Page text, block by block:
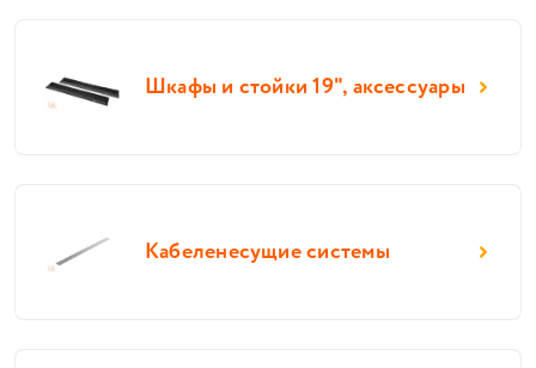
Шкафы и стойки 19", аксессуары
Кабеленесущие системы